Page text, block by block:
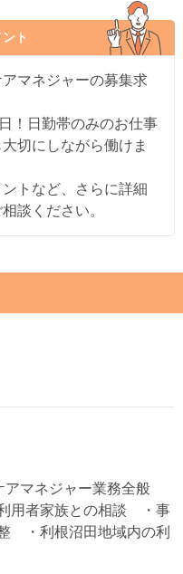
ト
マネジャーの募集求
！日勤帯のみのお仕事
切にしながら働けま
トなど、さらに詳細
談ください。
マネジャー業務全般
用者家族との相談 ・事
・利根沼田地域内の利